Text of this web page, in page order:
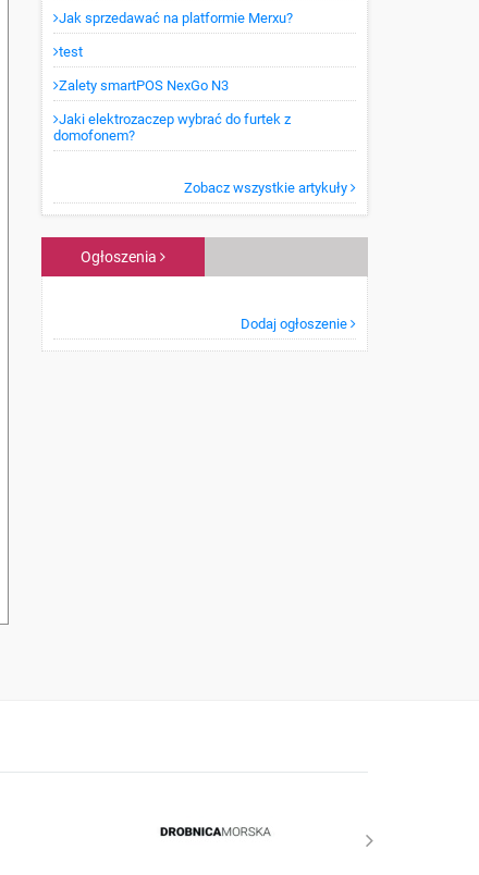
Jak sprzedawać na platformie Merxu?
test
Zalety smartPOS NexGo N3
Jaki elektrozaczep wybrać do furtek z
domofonem?
Zobacz wszystkie artykuły
Ogłoszenia
Dodaj ogłoszenie